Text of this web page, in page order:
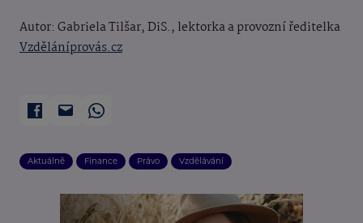
Autor: Gabriela Tilšar, DiS., lektorka a provozní ředitelka
Vzděláníprovás.cz
Aktuálně Finance Právo Vzdělávání